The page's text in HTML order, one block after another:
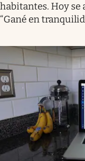
habitantes. Hoy se
“Gané en